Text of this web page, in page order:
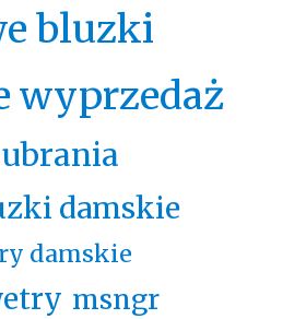
bluzki
wyprzedaż
damskie
damskie
msngr